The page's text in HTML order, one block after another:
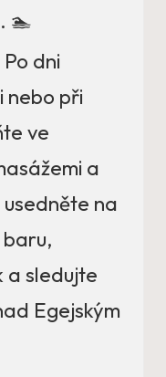
🏊
Po dni
nebo při
ve
a
na
a sledujte
Egejským